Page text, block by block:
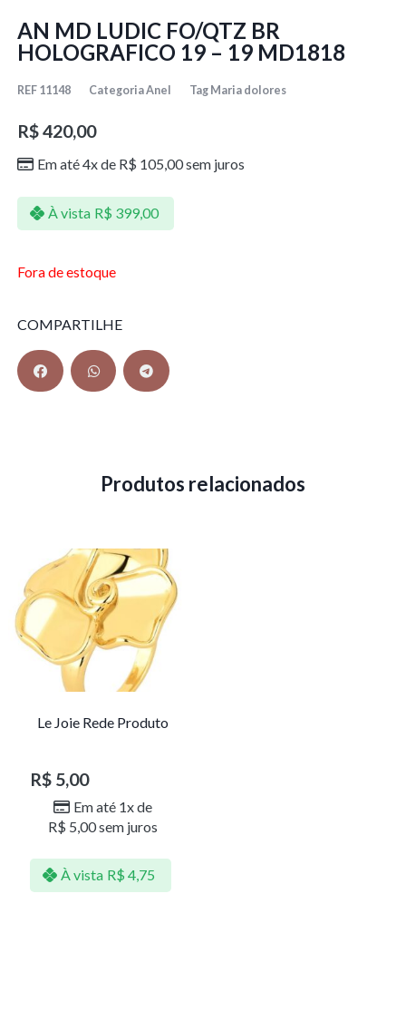
AN MD LUDIC FO/QTZ BR
HOLOGRAFICO 19 – 19 MD1818
REF 11148 CategoriaAnel Tag Maria dolores
R$420,00
Em até 4x de R$ 105,00sem juros
À vista R$ 399,00
Fora de estoque
COMPARTILHE
Produtos relacionados
Le Joie Rede Produto
R$ 5,00
Em até 1x de
R$ 5,00sem juros
À vista R$ 4,75